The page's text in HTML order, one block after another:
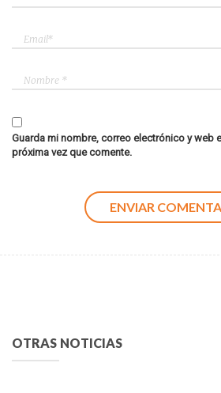
Guarda mi nombre, correo electrónico y web
próxima vez que comente.
OTRAS NOTICIAS